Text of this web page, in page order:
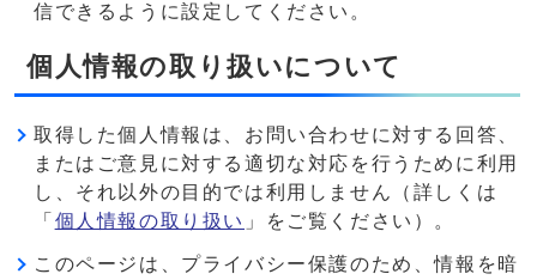
信できるように設定してください。
個人情報の取り扱いについて
取得した個人情報は、お問い合わせに対する回答、
またはご意見に対する適切な対応を行うために利用
し、それ以外の目的では利用しません（詳しくは
「 個人情報の取り扱い 」をご覧ください）。
このページは、プライバシー保護のため、情報を暗